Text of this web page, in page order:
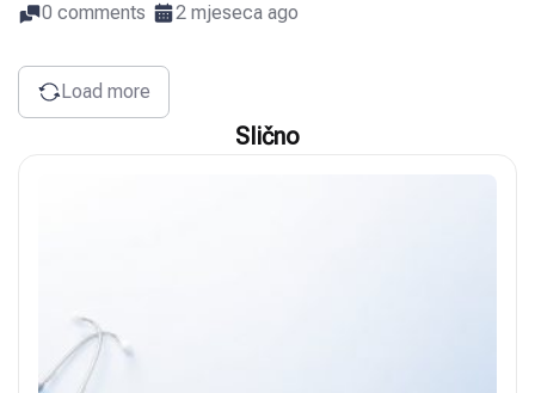
0 comments 2 mjeseca ago
Load more
Slično